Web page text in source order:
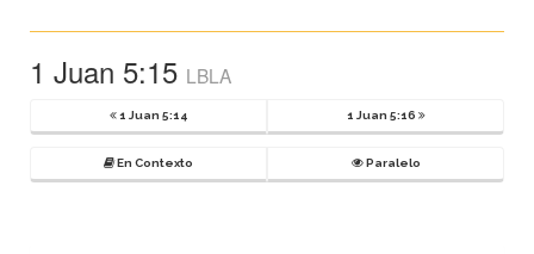
1 Juan 5:15 LBLA
1 Juan 5:14 1 Juan 5:16
En Contexto Paralelo